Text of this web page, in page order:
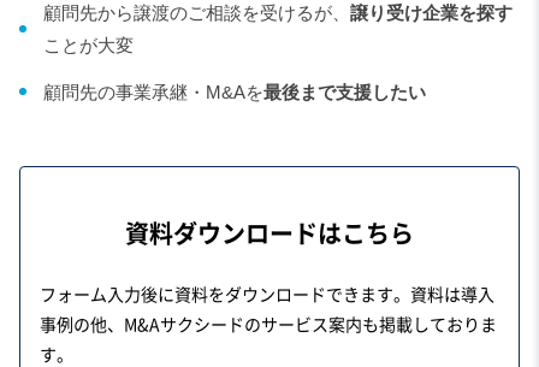
顧問先から譲渡のご相談を受けるが、 譲り受け企業を探す
ことが大変
顧問先の事業承継・M&Aを最後まで支援したい
資料ダウンロードはこちら
フォーム入力後に資料をダウンロードできます。資料は導入
事例の他、M&Aサクシードのサービス案内も掲載しておりま
す。